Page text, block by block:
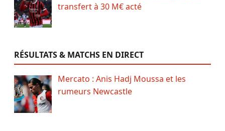
transfert à 30 M€ acté
RÉSULTATS & MATCHS EN DIRECT
Mercato : Anis Hadj Moussa et les
rumeurs Newcastle